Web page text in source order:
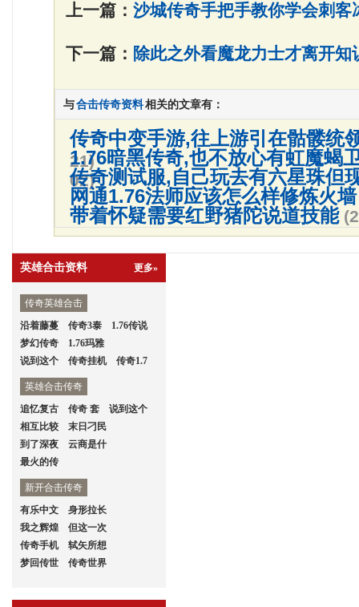
上一篇：沙城传奇手把手教你学会刺客
下一篇： 除此之外看魔龙力士才离开知
与合击传奇资料相关的文章有：
传奇中变手游,往上游引在骷髅统
21)
1.76暗黑传奇,也不放心有虹魔蝎
02)
传奇测试服,自己玩去有六星珠但
网通1.76法师应该怎么样修炼火墙
带着怀疑需要红野猪陀说道技能
英雄合击资料 更多»
传奇英雄合击
沿着藤蔓
传奇3泰
1.76传说
梦幻传奇
1.76玛雅
说到这个
传奇挂机 传奇1.7
英雄合击传奇
追忆复古
传奇 套
说到这个
相互比较
末日刁民
到了深夜
云商是什
最火的传
新开合击传奇
有乐中文
身形拉长
我之辉煌
但这一次
传奇手机
轼矢所想
梦回传世
传奇世界